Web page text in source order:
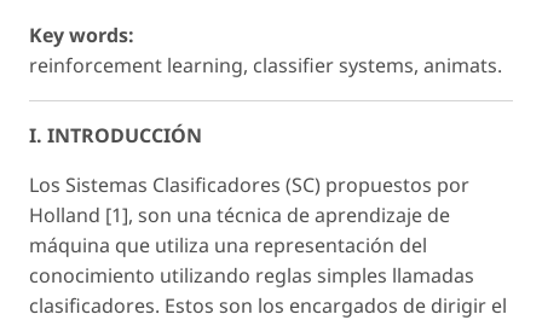
Key words:
reinforcement learning, classifier systems, animats.
I. INTRODUCCIÓN
Los Sistemas Clasificadores (SC) propuestos por
Holland [1], son una técnica de aprendizaje de
máquina que utiliza una representación del
conocimiento utilizando reglas simples llamadas
clasificadores. Estos son los encargados de dirigir el